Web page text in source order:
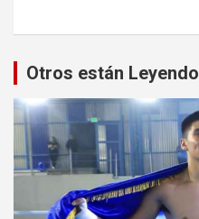
Otros están Leyendo